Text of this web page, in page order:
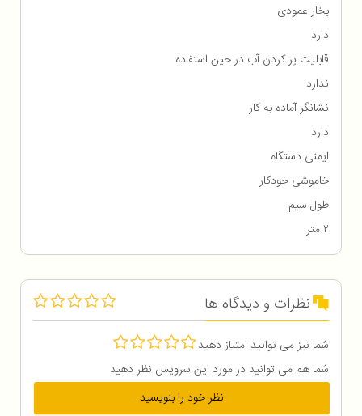
بخار عمودی
دارد
قابلیت پر کردن آب در حین استفاده
ندارد
نشانگر آماده به کار
دارد
ایمنی دستگاه
خاموشی خودکار
طول سیم
۲ متر
نظرات و دیدگاه ها
شما نیز می توانید امتیاز دهید
شما هم می توانید در مورد این سرویس نظر دهید
نظر خود را بنویسید